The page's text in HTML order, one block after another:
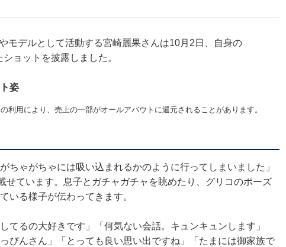
モデルとして活動する宮崎麗果さんは10月2日、自身の
ョットを披露しました。
姿
用により、売上の一部がオールアバウトに還元されることがあります。
ゃがちゃには吸い込まれるかのように行ってしまいました」
せています。息子とガチャガチャを眺めたり、グリコのポーズ
いる様子が伝わってきます。
てるの大好きです」「何気ない会話。キュンキュンします」
ぴんさん」「とっても良い思い出ですね」「たまには御家族で